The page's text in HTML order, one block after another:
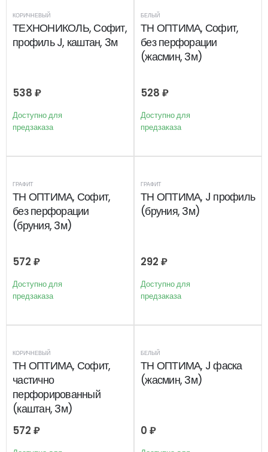
КОРИЧНЕВЫЙ
ТЕХНОНИКОЛЬ, Софит,
профиль J, каштан, 3м
538 ₽
Доступно для
предзаказа
БЕЛЫЙ
ТН ОПТИМА, Софит,
без перфорации
(жасмин, 3м)
528 ₽
Доступно для
предзаказа
ГРАФИТ
ТН ОПТИМА, Софит,
без перфорации
(бруния, 3м)
572 ₽
Доступно для
предзаказа
ГРАФИТ
ТН ОПТИМА, J профиль
(бруния, 3м)
292 ₽
Доступно для
предзаказа
КОРИЧНЕВЫЙ
ТН ОПТИМА, Софит,
частично
перфорированный
(каштан, 3м)
572 ₽
БЕЛЫЙ
ТН ОПТИМА, J фаска
(жасмин, 3м)
0 ₽